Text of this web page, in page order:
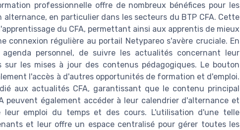
professionnelle offre de nombreux bénéfices pour les
en particulier dans les secteurs du BTP CFA. Cette
du CFA, permettant ainsi aux apprentis de mieux
connexion régulière au portail Netypareo s'avère cruciale. En
personnel, de suivre les actualités concernant leur
les mises à jour des contenus pédagogiques. Le bouton
l'accès à d'autres opportunités de formation et d'emploi.
aux actualités CFA, garantissant que le contenu principal
peuvent également accéder à leur calendrier d'alternance et
leur emploi du temps et des cours. L'utilisation d'une telle
et leur offre un espace centralisé pour gérer toutes les